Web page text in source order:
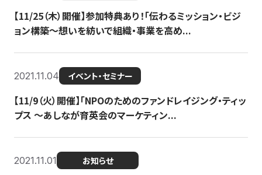
【11/25（木）開催】参加特典あり！「伝わるミッション・ビジ
ョン構築〜想いを紡いで組織・事業を高め...
2021.11.04 イベント・セミナー
【11/9（火）開催】「NPOのためのファンドレイジング・ティッ
プス 〜あしなが育英会のマーケティン...
2021.11.01 お知らせ